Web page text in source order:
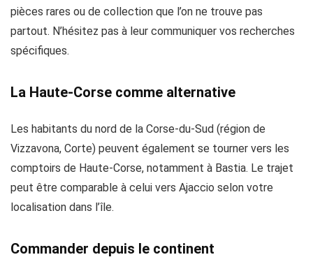
pièces rares ou de collection que l’on ne trouve pas
partout. N’hésitez pas à leur communiquer vos recherches
spécifiques.
La Haute-Corse comme alternative
Les habitants du nord de la Corse-du-Sud (région de
Vizzavona, Corte) peuvent également se tourner vers les
comptoirs de Haute-Corse, notamment à Bastia. Le trajet
peut être comparable à celui vers Ajaccio selon votre
localisation dans l’île.
Commander depuis le continent